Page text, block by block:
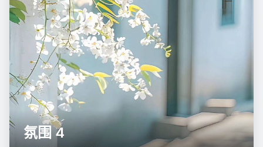
氛围 4